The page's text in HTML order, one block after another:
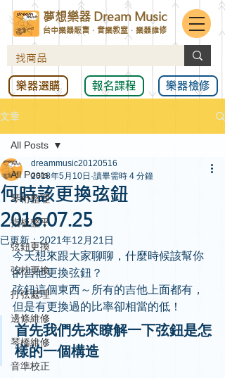
樂器選購 報名課程 樂器檢修
夢想樂器 Dream Music
台中樂器販售．音樂教室．樂器維修
文章
All Posts
琴桁整理
指板整平
弦鈕更換
弦枕更換
打弦處理
邊條維修
琴橋維修
音準校正
All Posts
何時該更換弦鈕
2016.07.25
dreammusic20120516
2018年5月10日 讀畢需時 4 分鐘
已更新：2021年12月21日
今天想來跟大家聊聊，什麼時候該幫你
的吉他更換弦鈕？
弦鈕這個東西～所有的吉他上面都有，
但是有更換過的比率卻相當的低！
首先我們先來瞭解一下弦鈕是怎
樣的一個構造